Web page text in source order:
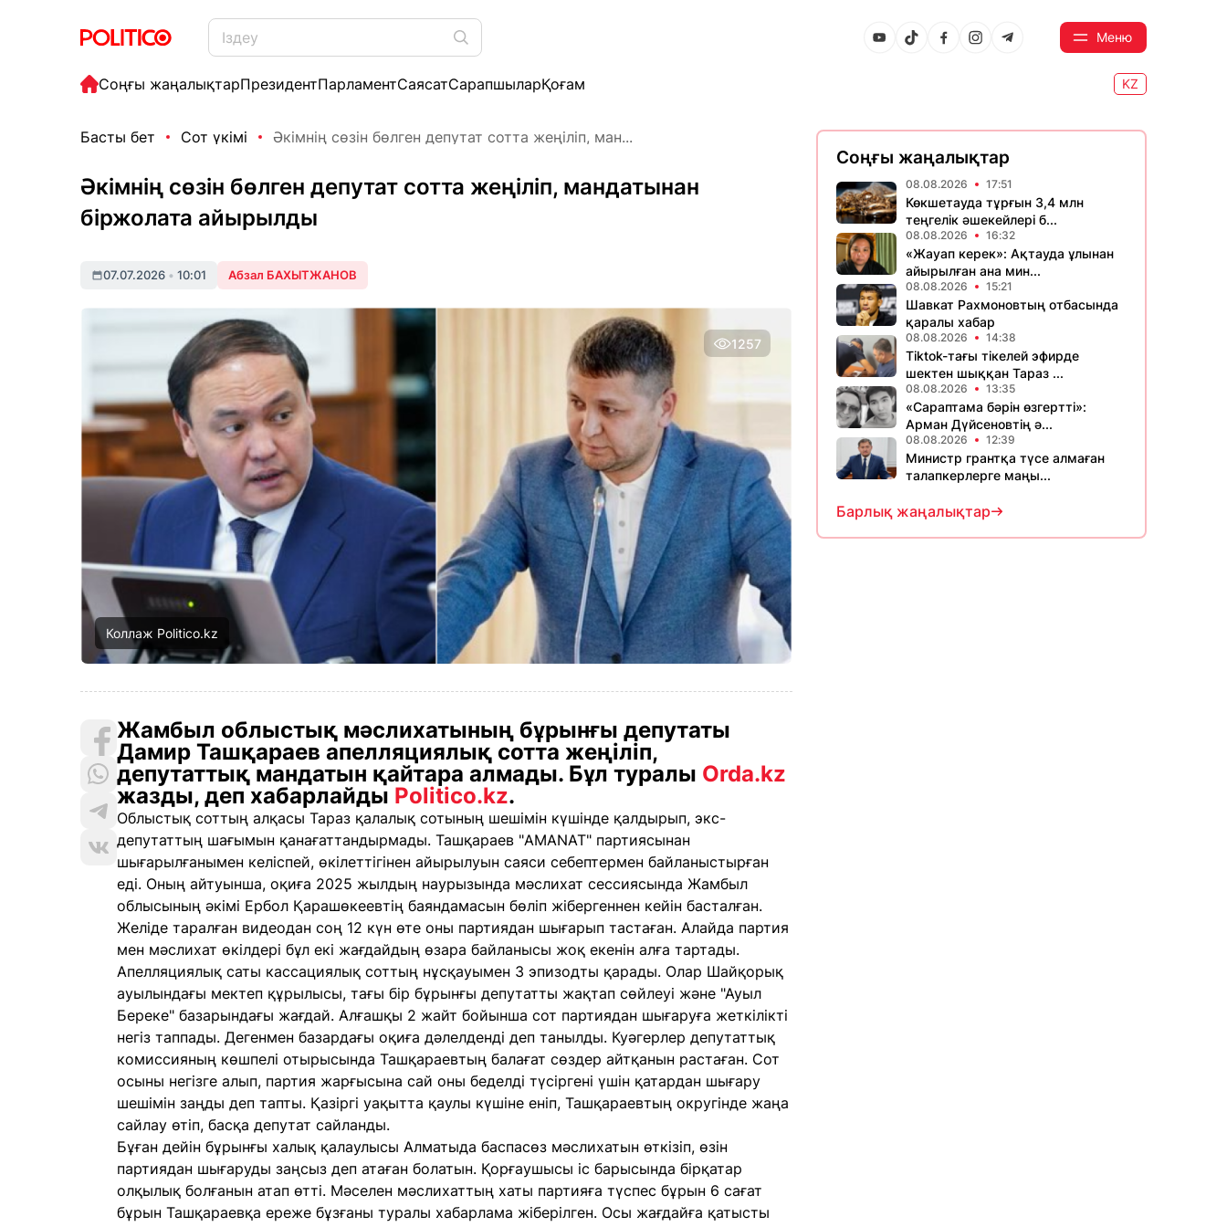
Меню
Соңғы жаңалықтарПрезидентПарламентСаясатСарапшыларҚоғам KZ
Басты бет Сот үкімі Әкімнің сөзін бөлген депутат сотта жеңіліп, ман...
Әкімнің сөзін бөлген депутат сотта жеңіліп, мандатынан
біржолата айырылды
07.07.2026 • 10:01 Абзал БАХЫТЖАНОВ
1257
Коллаж Politico.kz
Жамбыл облыстық мәслихатының бұрынғы депутаты
Дамир Ташқараев апелляциялық сотта жеңіліп,
депутаттық мандатын қайтара алмады. Бұл туралы Orda.kz
жазды, деп хабарлайды Politico.kz.
Облыстық соттың алқасы Тараз қалалық сотының шешімін күшінде қалдырып, экс-
депутаттың шағымын қанағаттандырмады. Ташқараев "AMANAT" партиясынан
шығарылғанымен келіспей, өкілеттігінен айырылуын саяси себептермен байланыстырған
еді. Оның айтуынша, оқиға 2025 жылдың наурызында мәслихат сессиясында Жамбыл
облысының әкімі Ербол Қарашөкеевтің баяндамасын бөліп жібергеннен кейін басталған.
Желіде таралған видеодан соң 12 күн өте оны партиядан шығарып тастаған. Алайда партия
мен мәслихат өкілдері бұл екі жағдайдың өзара байланысы жоқ екенін алға тартады.
Апелляциялық саты кассациялық соттың нұсқауымен 3 эпизодты қарады. Олар Шайқорық
ауылындағы мектеп құрылысы, тағы бір бұрынғы депутатты жақтап сөйлеуі және "Ауыл
Береке" базарындағы жағдай. Алғашқы 2 жайт бойынша сот партиядан шығаруға жеткілікті
негіз таппады. Дегенмен базардағы оқиға дәлелденді деп танылды. Куәгерлер депутаттық
комиссияның көшпелі отырысында Ташқараевтың балағат сөздер айтқанын растаған. Сот
осыны негізге алып, партия жарғысына сай оны беделді түсіргені үшін қатардан шығару
шешімін заңды деп тапты. Қазіргі уақытта қаулы күшіне еніп, Ташқараевтың округінде жаңа
сайлау өтіп, басқа депутат сайланды.
Бұған дейін бұрынғы халық қалаулысы Алматыда баспасөз мәслихатын өткізіп, өзін
партиядан шығаруды заңсыз деп атаған болатын. Қорғаушысы іс барысында бірқатар
олқылық болғанын атап өтті. Мәселен мәслихаттың хаты партияға түспес бұрын 6 сағат
бұрын Ташқараевқа ереже бұзғаны туралы хабарлама жіберілген. Осы жағдайға қатысты
Соңғы жаңалықтар
08.08.2026 17:51
Көкшетауда тұрғын 3,4 млн
теңгелік әшекейлері б...
08.08.2026 16:32
«Жауап керек»: Ақтауда ұлынан
айырылған ана мин...
08.08.2026 15:21
Шавкат Рахмоновтың отбасында
қаралы хабар
08.08.2026 14:38
Tiktok-тағы тікелей эфирде
шектен шыққан Тараз ...
08.08.2026 13:35
«Сараптама бәрін өзгертті»:
Арман Дүйсеновтің ә...
08.08.2026 12:39
Министр грантқа түсе алмаған
талапкерлерге маңы...
Барлық жаңалықтар